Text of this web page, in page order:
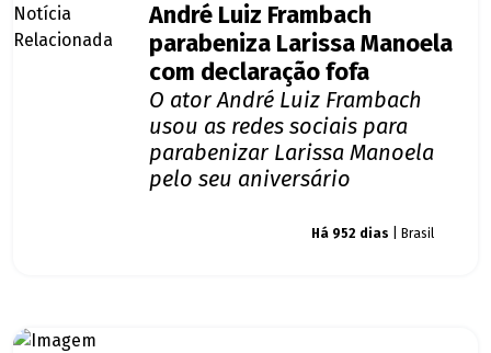
André Luiz Frambach
parabeniza Larissa Manoela
com declaração fofa
O ator André Luiz Frambach
usou as redes sociais para
parabenizar Larissa Manoela
pelo seu aniversário
Há 952 dias | Brasil